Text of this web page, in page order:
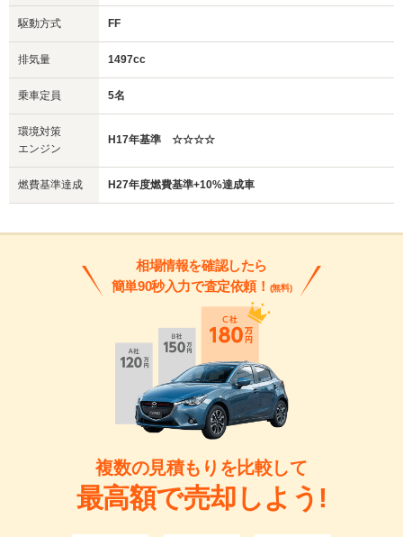
駆動方式 FF
排気量 1497cc
乗車定員 5名
環境対策
エンジン
H17年基準 ☆☆☆☆
燃費基準達成 H27年度燃費基準+10%達成車
相場情報を確認したら
簡単90秒入力で査定依頼！ (無料)
複数の見積もりを比較して
最高額で売却しよう!